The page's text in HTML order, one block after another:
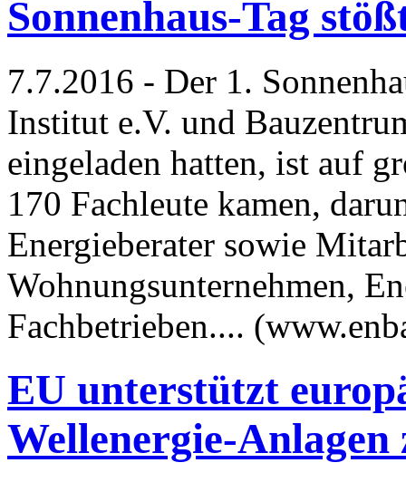
Sonnenhaus-Tag
7.7.2016 - Der 1.
Institut e.V. und
eingeladen hatten, ist auf
170 Fachleute kamen,
Energieberater sowie
Wohnungsunternehmen,
Fachbetrieben....
EU unterstützt
Wellenergie-